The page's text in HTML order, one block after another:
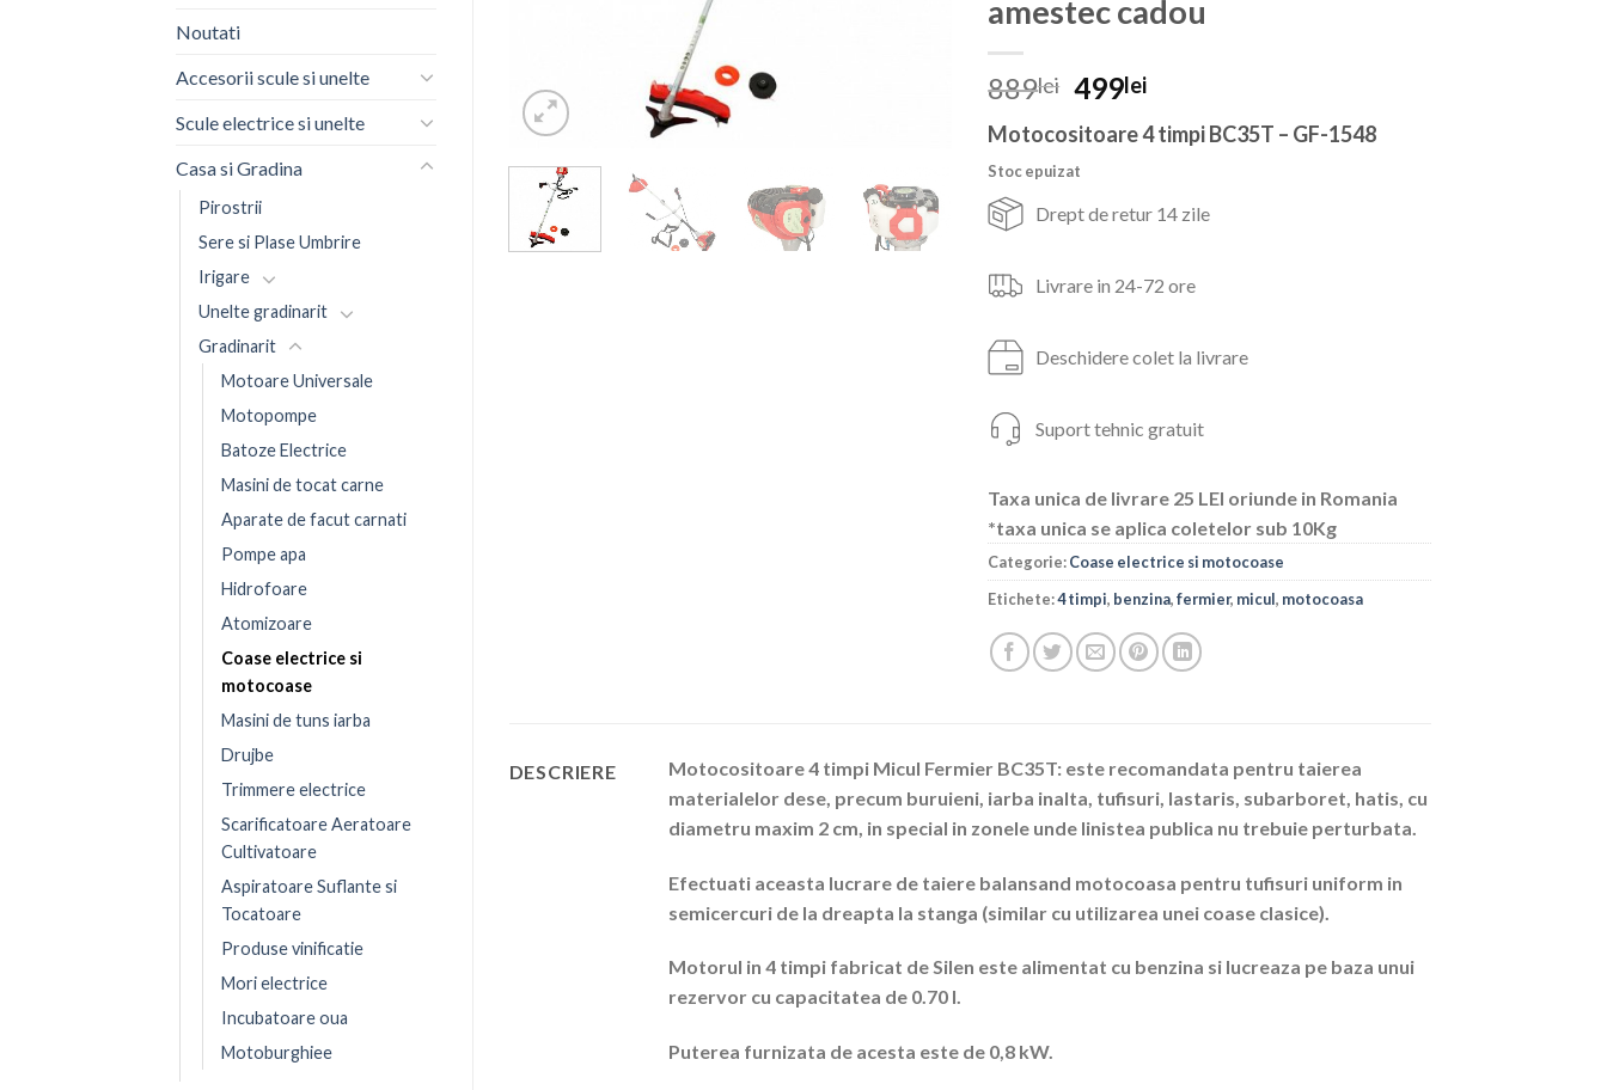
Noutati
Accesorii scule si unelte
Scule electrice si unelte
Casa si Gradina
Pirostrii
Sere si Plase Umbrire
Irigare
Unelte gradinarit
Gradinarit
Motoare Universale
Motopompe
Batoze Electrice
Masini de tocat carne
Aparate de facut carnati
Pompe apa
Hidrofoare
Atomizoare
Coase electrice si
motocoase
Masini de tuns iarba
Drujbe
Trimmere electrice
Scarificatoare Aeratoare
Cultivatoare
Aspiratoare Suflante si
Tocatoare
Produse vinificatie
Mori electrice
Incubatoare oua
Motoburghiee
amestec cadou
889lei Prețul
a
fost:
889lei.
499leiPrețul
este:
Motocositoare 4 timpi BC35T – GF-1548
Stoc epuizat
Drept de retur 14 zile
Livrare in 24-72 ore
Deschidere colet la livrare
Suport tehnic gratuit
Taxa unica de livrare 25 LEI oriunde in Romania
*taxa unica se aplica coletelor sub 10Kg
Categorie:Coase electrice si motocoase
Etichete:4 timpi, benzina,fermier, micul, motocoasa
DESCRIERE
Motocositoare 4 timpi Micul Fermier BC35T: este recomandata pentru taierea
materialelor dese, precum buruieni, iarba inalta, tufisuri, lastaris, subarboret, hatis, cu
diametru maxim 2 cm, in special in zonele unde linistea publica nu trebuie perturbata.
Efectuati aceasta lucrare de taiere balansand motocoasa pentru tufisuri uniform in
semicercuri de la dreapta la stanga (similar cu utilizarea unei coase clasice).
Motorul in 4 timpi fabricat de Silen este alimentat cu benzina si lucreaza pe baza unui
rezervor cu capacitatea de 0.70 l.
Puterea furnizata de acesta este de 0,8 kW.